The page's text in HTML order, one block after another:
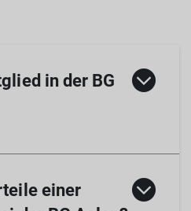
in der BG
Daher müsst ihr euch
einer